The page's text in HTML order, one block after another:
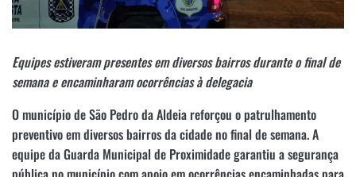
Equipes estiveram presentes em diversos bairros durante o final de
semana e encaminharam ocorrências à delegacia
O município de São Pedro da Aldeiareforçou o patrulhamento
preventivo em diversos bairros da cidade no final de semana. A
equipe da Guarda Municipal de Proximidade garantiu a segurança